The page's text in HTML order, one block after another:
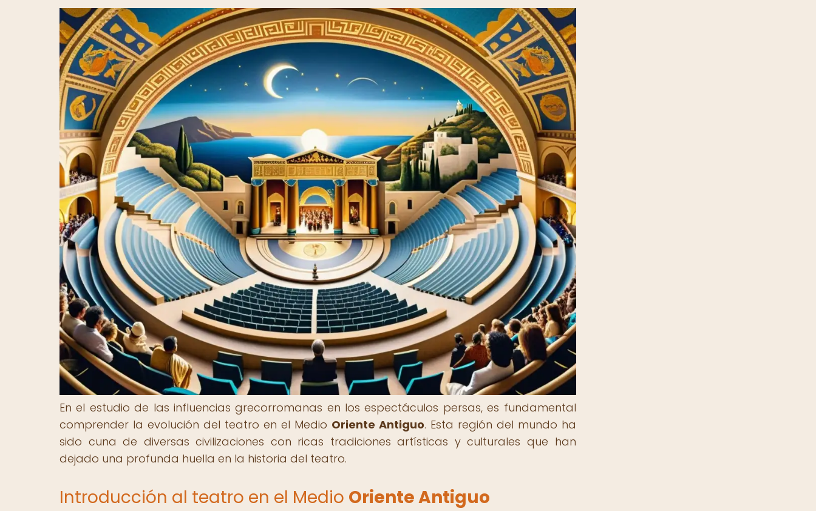
En el estudio de las influencias grecorromanas en los espectáculos persas, es fundamental
comprender la evolución del teatro en el Medio Oriente Antiguo. Esta región del mundo ha
sido cuna de diversas civilizaciones con ricas tradiciones artísticas y culturales que han
dejado una profunda huella en la historia del teatro.
Introducción al teatro en el Medio Oriente Antiguo